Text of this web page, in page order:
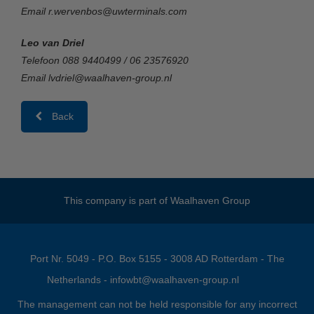
Email r.wervenbos@uwterminals.com
Leo van Driel
Telefoon 088 9440499 / 06 23576920
Email lvdriel@waalhaven-group.nl
Back
This company is part of Waalhaven Group
Port Nr. 5049 - P.O. Box 5155 - 3008 AD Rotterdam - The
Netherlands - infowbt@waalhaven-group.nl
The management can not be held responsible for any incorrect